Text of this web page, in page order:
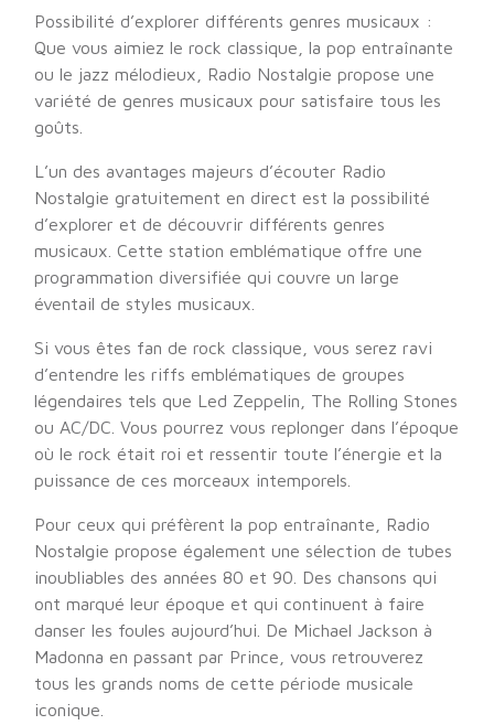
Possibilité d’explorer différents genres musicaux :
Que vous aimiez le rock classique, la pop entraînante
ou le jazz mélodieux, Radio Nostalgie propose une
variété de genres musicaux pour satisfaire tous les
goûts.
L’un des avantages majeurs d’écouter Radio
Nostalgie gratuitement en direct est la possibilité
d’explorer et de découvrir différents genres
musicaux. Cette station emblématique offre une
programmation diversifiée qui couvre un large
éventail de styles musicaux.
Si vous êtes fan de rock classique, vous serez ravi
d’entendre les riffs emblématiques de groupes
légendaires tels que Led Zeppelin, The Rolling Stones
ou AC/DC. Vous pourrez vous replonger dans l’époque
où le rock était roi et ressentir toute l’énergie et la
puissance de ces morceaux intemporels.
Pour ceux qui préfèrent la pop entraînante, Radio
Nostalgie propose également une sélection de tubes
inoubliables des années 80 et 90. Des chansons qui
ont marqué leur époque et qui continuent à faire
danser les foules aujourd’hui. De Michael Jackson à
Madonna en passant par Prince, vous retrouverez
tous les grands noms de cette période musicale
iconique.